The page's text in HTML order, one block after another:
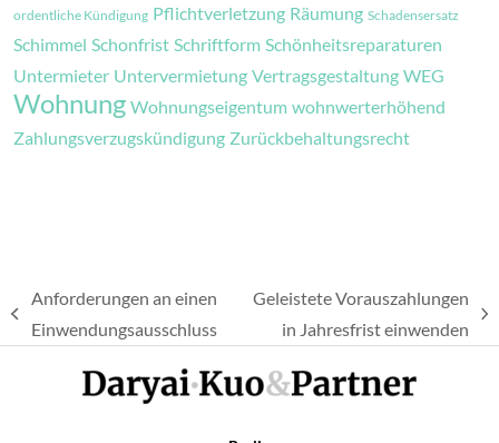
ordentliche Kündigung Pflichtverletzung Räumung Schadensersatz
Schimmel Schonfrist Schriftform Schönheitsreparaturen
Untermieter Untervermietung Vertragsgestaltung WEG
Wohnung Wohnungseigentum wohnwerterhöhend
Zahlungsverzugskündigung Zurückbehaltungsrecht
vorheriger
Anforderungen an einen
Einwendungsausschluss
Nächster
Geleistete Vorauszahlungen
in Jahresfrist einwenden